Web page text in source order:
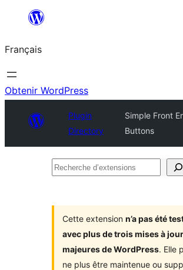
contenu
Français
Obtenir WordPress
Plugin
Directory
Simple Front
Buttons
Recherche
Cette extension n’a pas été
avec plus de trois mises à jour
majeures de WordPress. Elle
ne plus être maintenue ou